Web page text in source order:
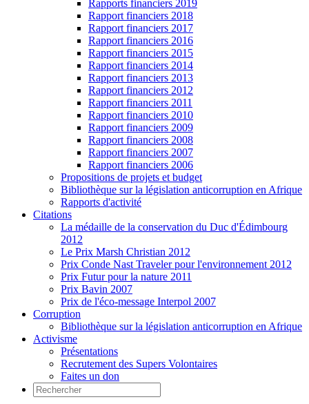
Rapports financiers 2019
Rapport financiers 2018
Rapport financiers 2017
Rapport financiers 2016
Rapport financiers 2015
Rapport financiers 2014
Rapport financiers 2013
Rapport financiers 2012
Rapport financiers 2011
Rapport financiers 2010
Rapport financiers 2009
Rapport financiers 2008
Rapport financiers 2007
Rapport financiers 2006
Propositions de projets et budget
Bibliothèque sur la législation anticorruption en Afrique
Rapports d'activité
Citations
La médaille de la conservation du Duc d'Édimbourg
2012
Le Prix Marsh Christian 2012
Prix Conde Nast Traveler pour l'environnement 2012
Prix Futur pour la nature 2011
Prix Bavin 2007
Prix de l'éco-message Interpol 2007
Corruption
Bibliothèque sur la législation anticorruption en Afrique
Activisme
Présentations
Recrutement des Supers Volontaires
Faites un don